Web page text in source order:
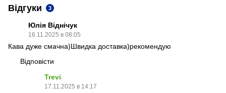
Відгуки 3
Юлія Віднічук
16.11.2025 в 08:05
Кава дуже смачна)Швидка доставка)рекомендую
Відповісти
Trevi
17.11.2025 в 14:17